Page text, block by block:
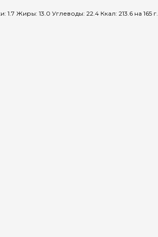
1.7 Жиры: 13.0 Углеводы: 22.4 Ккал: 213.6 на 165 г.